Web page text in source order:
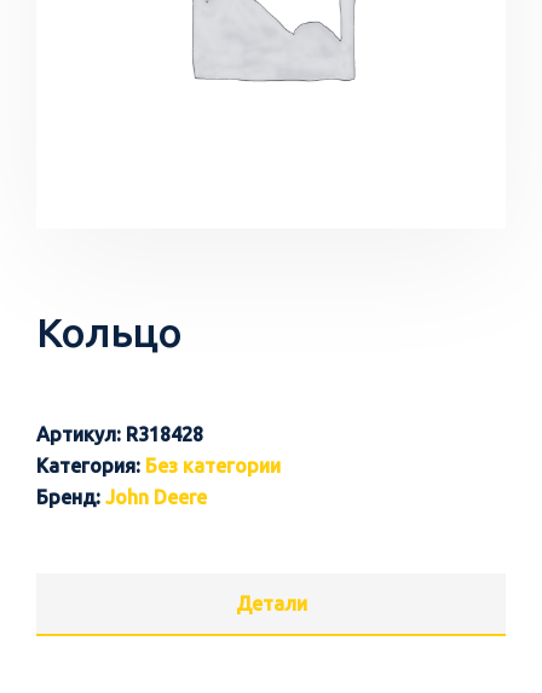
Кольцо
Артикул: R318428
Категория: Без категории
Бренд: John Deere
Детали